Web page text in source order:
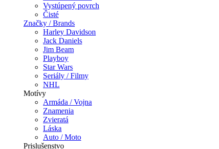
Vystúpený povrch
Čisté
Značky / Brands
Harley Davidson
Jack Daniels
Jim Beam
Playboy
Star Wars
Seriály / Filmy
NHL
Motívy
Armáda / Vojna
Znamenia
Zvieratá
Láska
Auto / Moto
Prislušenstvo